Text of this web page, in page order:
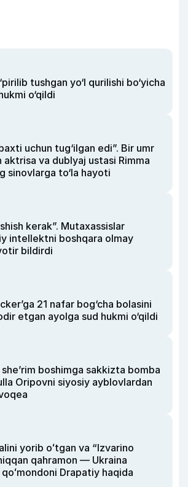
tushgan yo‘l qurilishi bo‘yicha
o‘qildi
uchun tug‘ilgan edi”. Bir umr
va dublyaj ustasi Rimma
sinovlarga to‘la hayoti
kerak”. Mutaxassislar
intellektni boshqara olmay
bildirdi
21 nafar bog‘cha bolasini
etgan ayolga sud hukmi o‘qildi
boshimga sakkizta bomba
Oripovni siyosiy ayblovlardan
yorib oʻtgan va “Izvarino
qahramon — Ukraina
Drapatiy haqida